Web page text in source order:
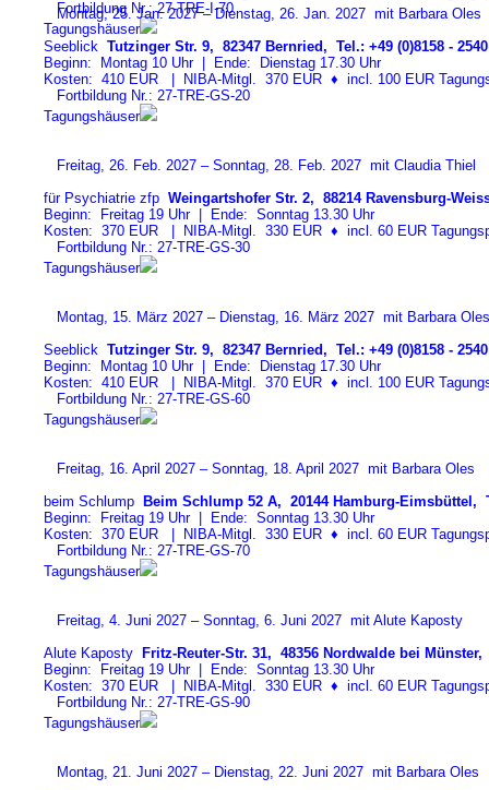
Fortbildung Nr.: 27-TRE-I-70
Tagungshäuser
Montag, 25. Jan. 2027 – Dienstag, 26. Jan. 2027 mit Barbara Oles
Seeblick Tutzinger Str. 9, 82347 Bernried, Tel.: +49 (0)8158 - 2540
Beginn: Montag 10 Uhr | Ende: Dienstag 17.30 Uhr
Kosten: 410 EUR | NIBA-Mitgl. 370 EUR ♦ incl. 100 EUR
Fortbildung Nr.: 27-TRE-GS-20
Tagungshäuser
Freitag, 26. Feb. 2027 – Sonntag, 28. Feb. 2027 mit Claudia Thiel
für Psychiatrie zfp Weingartshofer Str. 2, 88214 Ravensburg-
Beginn: Freitag 19 Uhr | Ende: Sonntag 13.30 Uhr
Kosten: 370 EUR | NIBA-Mitgl. 330 EUR ♦ incl. 60 EUR
Fortbildung Nr.: 27-TRE-GS-30
Tagungshäuser
Montag, 15. März 2027 – Dienstag, 16. März 2027 mit Barbara Oles
Seeblick Tutzinger Str. 9, 82347 Bernried, Tel.: +49 (0)8158 - 2540
Beginn: Montag 10 Uhr | Ende: Dienstag 17.30 Uhr
Kosten: 410 EUR | NIBA-Mitgl. 370 EUR ♦ incl. 100 EUR
Fortbildung Nr.: 27-TRE-GS-60
Tagungshäuser
Freitag, 16. April 2027 – Sonntag, 18. April 2027 mit Barbara Oles
beim Schlump
Beim Schlump 52 A, 20144 Hamburg-Eimsbüttel,
Beginn: Freitag 19 Uhr | Ende: Sonntag 13.30 Uhr
Kosten: 370 EUR | NIBA-Mitgl. 330 EUR ♦ incl. 60 EUR
Fortbildung Nr.: 27-TRE-GS-70
Tagungshäuser
Freitag, 4. Juni 2027 – Sonntag, 6. Juni 2027 mit Alute Kaposty
Alute Kaposty
Fritz-Reuter-Str. 31, 48356 Nordwalde bei Münster,
Beginn: Freitag 19 Uhr | Ende: Sonntag 13.30 Uhr
Kosten: 370 EUR | NIBA-Mitgl. 330 EUR ♦ incl. 60 EUR
Fortbildung Nr.: 27-TRE-GS-90
Tagungshäuser
Montag, 21. Juni 2027 – Dienstag, 22. Juni 2027 mit Barbara Oles